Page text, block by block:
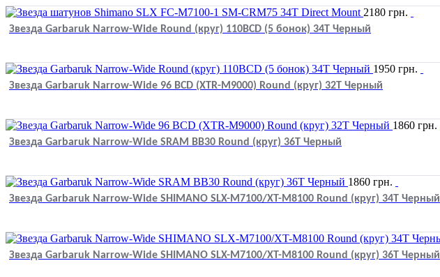
2180 грн.
Звезда Garbaruk Narrow-Wide Round (круг) 110BCD (5 бонок) 34T Черный
1950 грн.
Звезда Garbaruk Narrow-Wide 96 BCD (XTR-M9000) Round (круг) 32T Черный
1860 грн.
Звезда Garbaruk Narrow-Wide SRAM BB30 Round (круг) 36T Черный
1860 грн.
Звезда Garbaruk Narrow-Wide SHIMANO SLX-M7100/XT-M8100 Round (круг) 34T Черный
Звезда Garbaruk Narrow-Wide SHIMANO SLX-M7100/XT-M8100 Round (круг) 36T Черный